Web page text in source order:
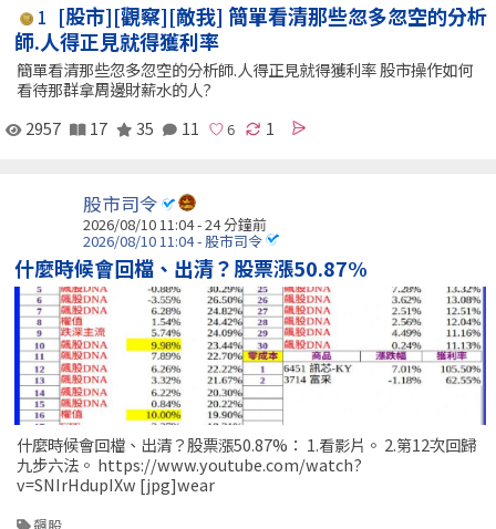
1
[股市][觀察][敵我] 簡單看清那些忽多忽空的分析
師.人得正見就得獲利率
簡單看清那些忽多忽空的分析師.人得正見就得獲利率 股市操作如何
看待那群拿周邊財薪水的人?
2957
17 35 11 1
股市司令
2026/08/10 11:04 -24 分鐘前
2026/08/10 11:04 - 股市司令
什麼時候會回檔、出清？股票漲50.87%
什麼時候會回檔、出清？股票漲50.87%： 1.看影片。 2.第12次回歸
九步六法。 https://www.youtube.com/watch?
v=SNIrHdupIXw [jpg]wear